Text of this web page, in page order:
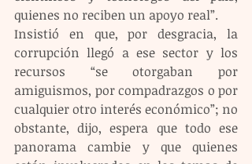
quienes no reciben un apoyo real”.
Insistió en que, por desgracia, la
corrupción llegó a ese sector y los
recursos “se otorgaban por
amiguismos, por compadrazgos o por
cualquier otro interés económico”; no
obstante, dijo, espera que todo ese
panorama cambie y que quienes